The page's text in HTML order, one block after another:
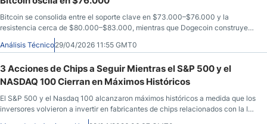
Bitcoin se consolida entre el soporte clave en $73.000–$76.000 y la
resistencia cerca de $80.000–$83.000, mientras que Dogecoin construye
silenciosamente mínimos más altos por encima de $0,09, lo que indica
acumulación sigilosa y posibles configuraciones de ruptura en un mercado de
Análisis Técnico29/04/2026 11:55 GMT0
3 Acciones de Chips a Seguir Mientras el S&P 500 y el
NASDAQ 100 Cierran en Máximos Históricos
El S&P 500 y el Nasdaq 100 alcanzaron máximos históricos a medida que los
inversores volvieron a invertir en fabricantes de chips relacionados con la IA;
este artículo de DailyForex analiza Intel, AMD y ON Semiconductor con